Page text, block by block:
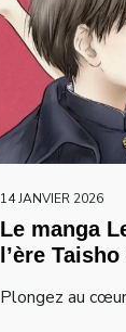
14 JANVIER 2026
Le manga
l’ère
Plongez au